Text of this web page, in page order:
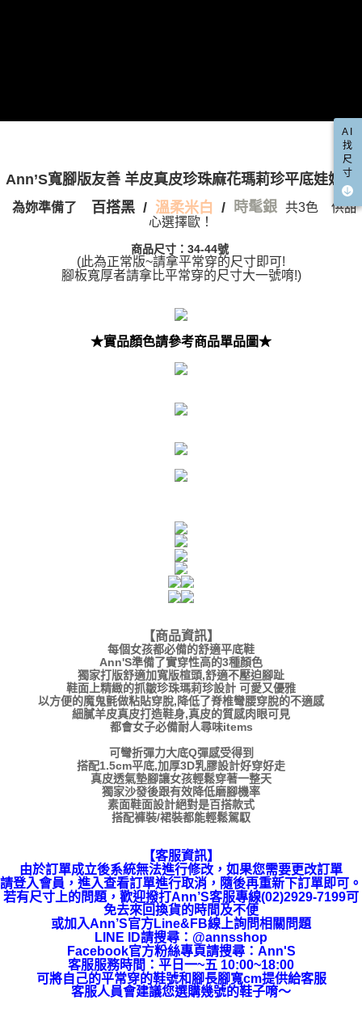
Ann’S寬腳版友善 羊皮真皮珍珠麻花瑪莉珍平底娃娃鞋
為妳準備了 百搭黑 / 溫柔米白 / 時髦銀
共3色 供甜
心選擇歐！
商品尺寸：34-44號
(此為正常版~請拿平常穿的尺寸即可!
腳板寬厚者請拿比平常穿的尺寸大一號唷!)
★實品顏色請參考商品單品圖★
【商品資訊】
每個女孩都必備的舒適平底鞋
Ann'S準備了實穿性高的3種顏色
獨家打版舒適加寬版楦頭,舒適不壓迫腳趾
鞋面上精緻的抓皺珍珠瑪莉珍設計 可愛又優雅
以方便的魔鬼氈做粘貼穿脫,降低了脊椎彎腰穿脫的不適感
細膩羊皮真皮打造鞋身,真皮的質感肉眼可見
都會女子必備耐人尋味items
可彎折彈力大底Q彈感受得到
搭配1.5cm平底,加厚3D乳膠設計好穿好走
真皮透氣墊腳讓女孩輕鬆穿著一整天
獨家沙發後跟有效降低磨腳機率
素面鞋面設計絕對是百搭款式
搭配褲裝/裙裝都能輕鬆駕馭
【客服資訊】
由於訂單成立後系統無法進行修改，如果您需要更改訂單
請登入會員，進入查看訂單進行取消，隨後再重新下訂單即可。
若有尺寸上的問題，歡迎撥打Ann’S客服專線(02)2929-7199可
免去來回換貨的時間及不便
或加入Ann’S官方Line&FB線上詢問相關問題
LINE ID請搜尋 ： @annsshop
Facebook官方粉絲專頁請搜尋：Ann'S
客服服務時間：平日一~五 10:00~18:00
可將自己的平常穿的鞋號和腳長腳寬cm提供給客服
客服人員會建議您選購幾號的鞋子唷～
AI
找
尺
寸